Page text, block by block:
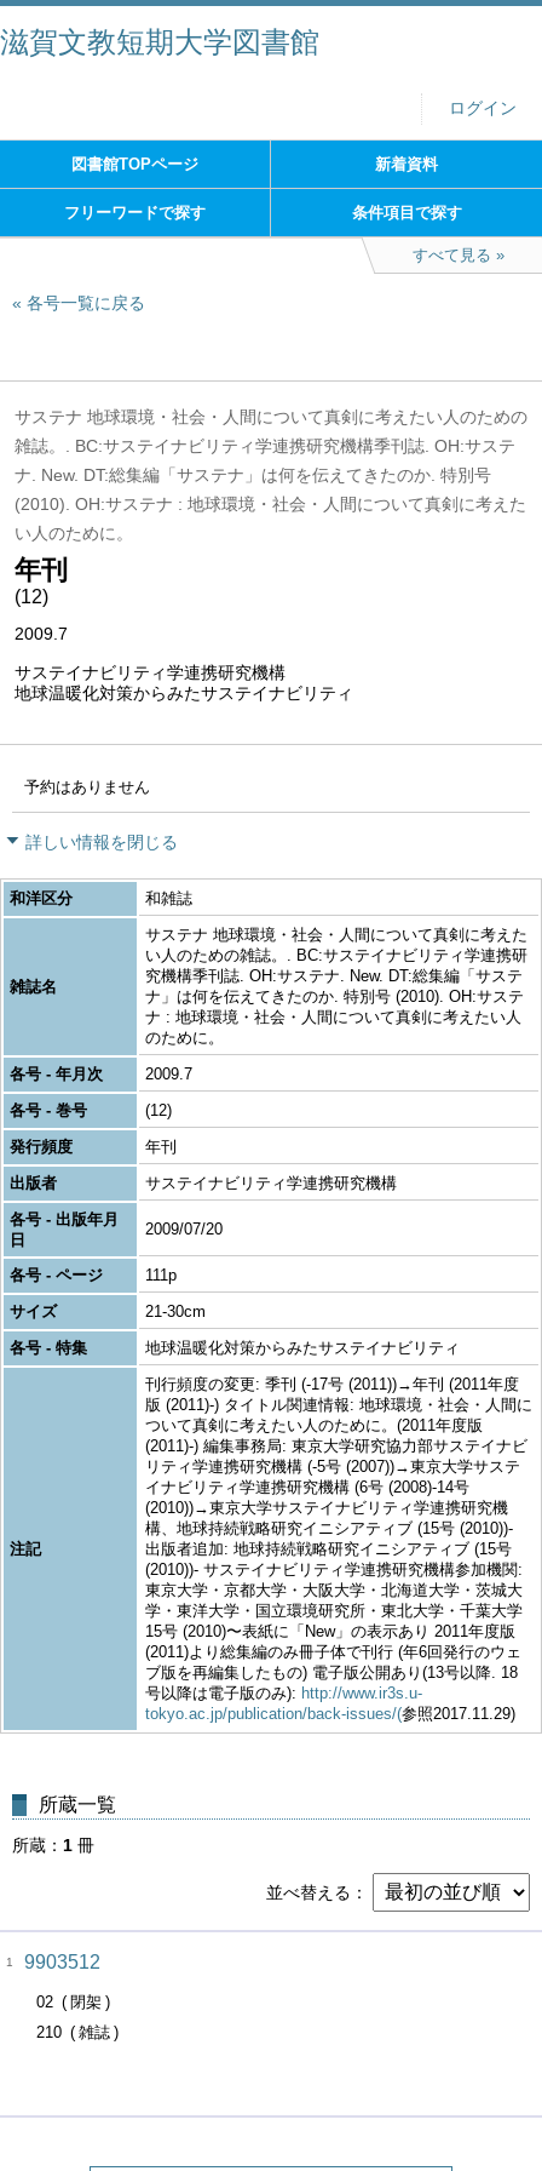
滋賀文教短期大学図書館
ログイン
図書館TOPページ 新着資料
フリーワードで探す 条件項目で探す
すべて見る
各号一覧に戻る
サステナ 地球環境・社会・人間について真剣に考えたい人のための
雑誌。. BC:サステイナビリティ学連携研究機構季刊誌. OH:サステ
ナ. New. DT:総集編「サステナ」は何を伝えてきたのか. 特別号
(2010). OH:サステナ : 地球環境・社会・人間について真剣に考えた
い人のために。
年刊
(12)
2009.7
サステイナビリティ学連携研究機構
地球温暖化対策からみたサステイナビリティ
予約はありません
詳しい情報を閉じる
和洋区分 和雑誌
雑誌名
サステナ 地球環境・社会・人間について真剣に考えた
い人のための雑誌。. BC:サステイナビリティ学連携研
究機構季刊誌. OH:サステナ. New. DT:総集編「サステ
ナ」は何を伝えてきたのか. 特別号 (2010). OH:サステ
ナ : 地球環境・社会・人間について真剣に考えたい人
のために。
各号 - 年月次
2009.7
各号 - 巻号
(12)
発行頻度
年刊
出版者
サステイナビリティ学連携研究機構
各号 - 出版年月
日
2009/07/20
各号 - ページ
111p
サイズ
21-30cm
各号 - 特集
地球温暖化対策からみたサステイナビリティ
注記
刊行頻度の変更: 季刊 (-17号 (2011))→年刊 (2011年度
版 (2011)-) タイトル関連情報: 地球環境・社会・人間に
ついて真剣に考えたい人のために。(2011年度版
(2011)-) 編集事務局: 東京大学研究協力部サステイナビ
リティ学連携研究機構 (-5号 (2007))→東京大学サステ
イナビリティ学連携研究機構 (6号 (2008)-14号
(2010))→東京大学サステイナビリティ学連携研究機
構、地球持続戦略研究イニシアティブ (15号 (2010))-
出版者追加: 地球持続戦略研究イニシアティブ (15号
(2010))- サステイナビリティ学連携研究機構参加機関:
東京大学・京都大学・大阪大学・北海道大学・茨城大
学・東洋大学・国立環境研究所・東北大学・千葉大学
15号 (2010)〜表紙に「New」の表示あり 2011年度版
(2011)より総集編のみ冊子体で刊行 (年6回発行のウェ
ブ版を再編集したもの) 電子版公開あり(13号以降. 18
号以降は電子版のみ): http://www.ir3s.u-
tokyo.ac.jp/publication/back-issues/(参照2017.11.29)
所蔵一覧
所蔵 1 冊
並べ替える
1 9903512
02
閉架
210
雑誌